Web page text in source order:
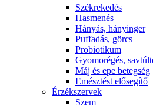
Székrekedés
Hasmenés
Hányás, hányinger
Puffadás, görcs
Probiotikum
Gyomorégés,
Máj és epe betegség
Emésztést elősegítő
Érzékszervek
Szem